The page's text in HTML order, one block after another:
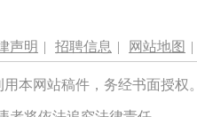
声明 | 招聘信息 | 网站地图 |
本网站稿件，务经书面授权。